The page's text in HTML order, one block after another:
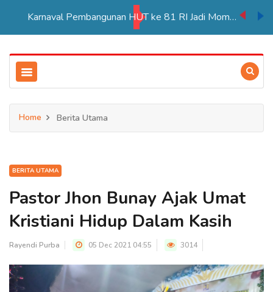
Karnaval Pembangunan HUT ke 81 RI Jadi Momentum Perkuat Persatuan di Merauke
Home Berita Utama
BERITA UTAMA
Pastor Jhon Bunay Ajak Umat
Kristiani Hidup Dalam Kasih
Rayendi Purba 05 Dec 2021 04:55 3014